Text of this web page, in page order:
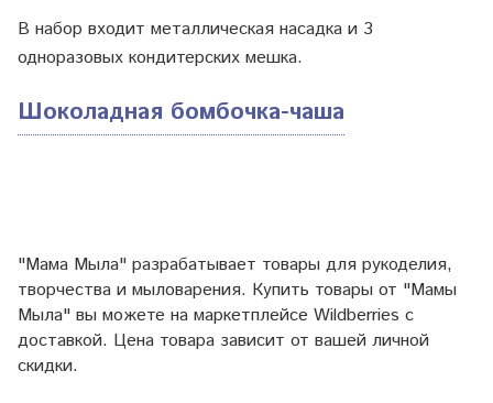
В набор входит металлическая насадка и 3
одноразовых кондитерских мешка.
Шоколадная бомбочка-чаша
"Мама Мыла" разрабатывает товары для рукоделия,
творчества и мыловарения. Купить товары от "Мамы
Мыла" вы можете на маркетплейсе Wildberries с
доставкой. Цена товара зависит от вашей личной
скидки.